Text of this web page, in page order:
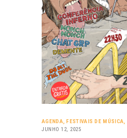
AGENDA, FESTIVAIS DE MÚSICA,
JUNHO 12, 2025